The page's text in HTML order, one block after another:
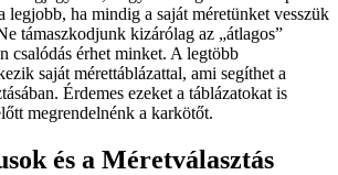
legjobb, ha mindig a saját méretünket vesszük
támaszkodjunk kizárólag az „átlagos”
csalódás érhet minket. A legtöbb
saját mérettáblázattal, ami segíthet a
Érdemes ezeket a táblázatokat is
megrendelnénk a karkötőt.
és a Méretválasztás